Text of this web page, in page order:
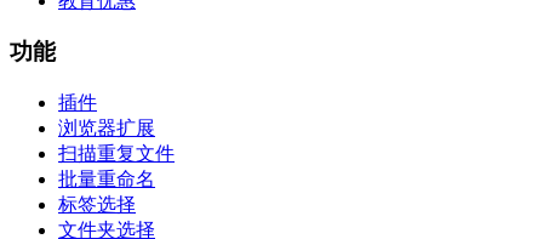
功能
插件
浏览器扩展
扫描重复文件
批量重命名
标签选择
文件夹选择